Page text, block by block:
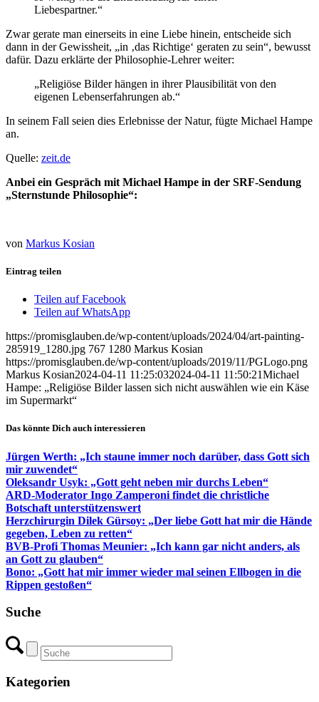
Liebespartner.“
Zwar gerate man einerseits in eine Liebe hinein, entscheide sich
dann in der Gewissheit, „in ‚das Richtige‘ geraten zu sein“, bewusst
dafür. Dazu erklärte der Philosophie-Lehrer weiter:
„Religiöse Bilder hängen in ihrer Plausibilität von den
eigenen Lebenserfahrungen ab.“
In seinem Fall seien dies Erlebnisse der Natur, fügte Michael Hampe
an.
Quelle: zeit.de
Anbei ein Gespräch mit Michael Hampe in der SRF-Sendung
„Sternstunde Philosophie“:
von Markus Kosian
Eintrag teilen
Teilen auf Facebook
Teilen auf WhatsApp
https://promisglauben.de/wp-content/uploads/2024/04/art-painting-
285919_1280.jpg 767 1280 Markus Kosian
https://promisglauben.de/wp-content/uploads/2019/11/PGLogo.png
Markus Kosian2024-04-11 11:25:032024-04-11 11:50:21Michael
Hampe: „Religiöse Bilder lassen sich nicht auswählen wie ein Käse
im Supermarkt“
Das könnte Dich auch interessieren
Jürgen Werth: „Ich staune immer noch darüber, dass Gott sich
mir zuwendet“
Oleksandr Usyk: „Gott geht neben mir durchs Leben“
ARD-Moderator Ingo Zamperoni findet die christliche
Botschaft unterstützenswert
Herzchirurgin Dilek Gürsoy: „Der liebe Gott hat mir die Hände
gegeben, Leben zu retten“
BVB-Profi Thomas Meunier: „Ich kann gar nicht anders, als
an Gott zu glauben“
Bono: „Gott hat mir immer wieder mal seinen Ellbogen in die
Rippen gestoßen“
Suche
Kategorien